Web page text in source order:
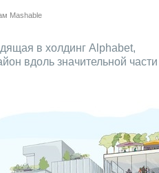
Mashable
в холдинг Alphabet,
вдоль значительной части